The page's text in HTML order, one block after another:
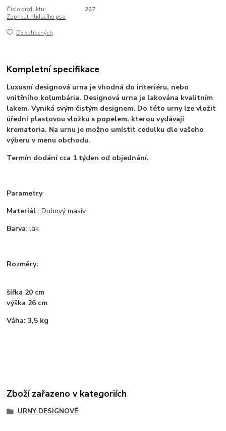
Číslo produktu:
207
Zapnout hlídacího psa
Do oblíbených
Kompletní specifikace
Luxusní designová urna je vhodná do interiéru, nebo
vnitřního kolumbária. Designová urna je lakována kvalitním
lakem. Vyniká svým čistým designem. Do této urny lze vložit
úřední plastovou vložku s popelem, kterou vydávají
krematoria. Na urnu je možno umístit cedulku dle vašeho
výberu v menu obchodu.
Termín dodání cca 1 týden od objednání.
Parametry:
Materiál : Dubový masiv
Barva: lak
Rozměry:
šířka 20 cm
výška 26 cm
Váha: 3,5 kg
Zboží zařazeno v kategoriích
URNY DESIGNOVÉ